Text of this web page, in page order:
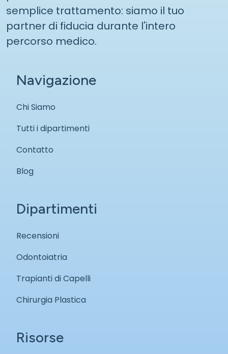
semplice trattamento: siamo il tuo
partner di fiducia durante l'intero
percorso medico.
Navigazione
Chi Siamo
Tutti i dipartimenti
Contatto
Blog
Dipartimenti
Recensioni
Odontoiatria
Trapianti di Capelli
Chirurgia Plastica
Risorse